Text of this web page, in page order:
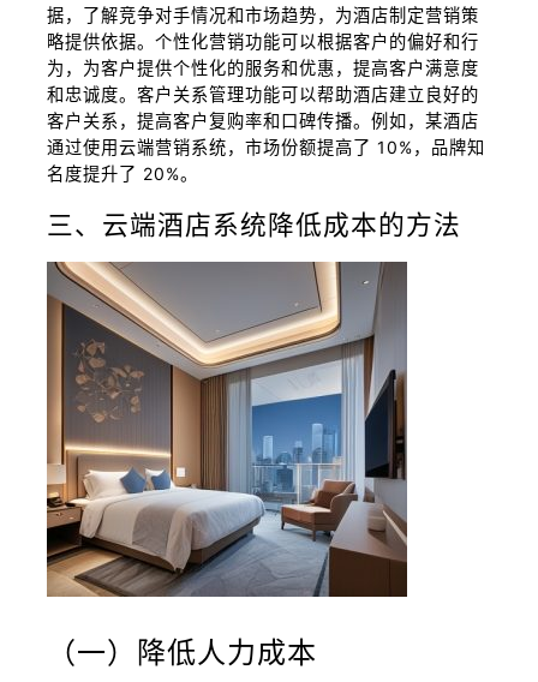
据，了解竞争对手情况和市场趋势，为酒店制定营销策
略提供依据。个性化营销功能可以根据客户的偏好和行
为，为客户提供个性化的服务和优惠，提高客户满意度
和忠诚度。客户关系管理功能可以帮助酒店建立良好的
客户关系，提高客户复购率和口碑传播。例如，某酒店
通过使用云端营销系统，市场份额提高了 10%，品牌知
名度提升了 20%。
三、云端酒店系统降低成本的方法
（一）降低人力成本